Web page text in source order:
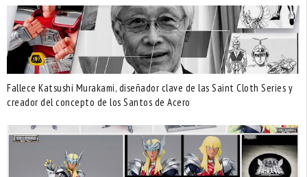
Fallece Katsushi Murakami, diseñador clave de las Saint Cloth Series y
creador del concepto de los Santos de Acero